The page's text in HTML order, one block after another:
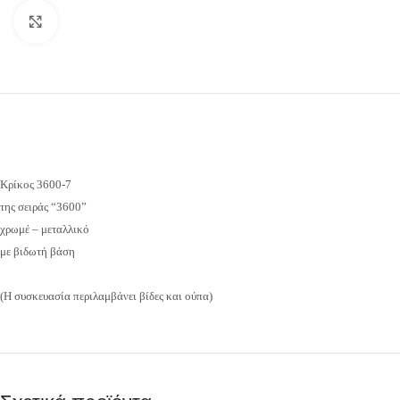
Κρίκος 3600-7
της σειράς “3600”
χρωμέ – μεταλλικό
με βιδωτή βάση
(Η συσκευασία περιλαμβάνει βίδες και ούπα)